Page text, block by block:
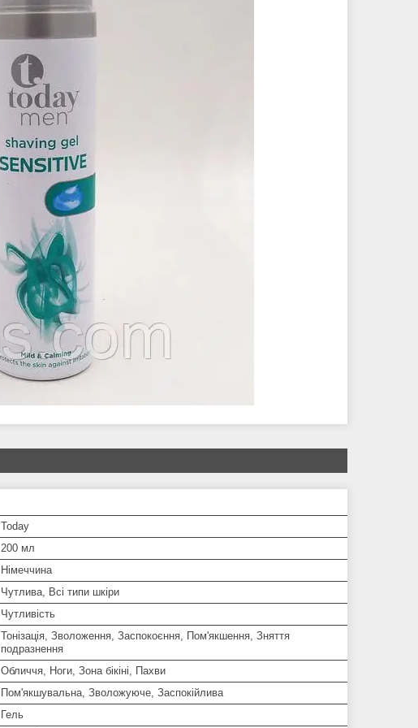
Today
200 мл
Німеччина
Чутлива, Всі типи шкіри
Чутливість
Тонізація, Зволоження, Заспокоєння, Пом'якшення, Зняття
подразнення
Обличчя, Ноги, Зона бікіні, Пахви
Пом'якшувальна, Зволожуюче, Заспокійлива
Гель